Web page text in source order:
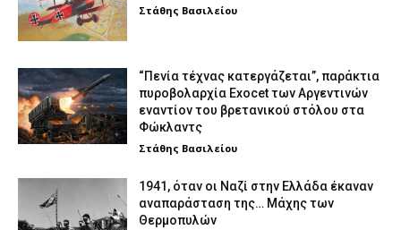
Στάθης Βασιλείου
“Πενία τέχνας κατεργάζεται”, παράκτια
πυροβολαρχία Exocet των Αργεντινών
εναντίον του βρετανικού στόλου στα
Φώκλαντς
Στάθης Βασιλείου
1941, όταν οι Ναζί στην Ελλάδα έκαναν
αναπαράσταση της… Μάχης των
Θερμοπυλών